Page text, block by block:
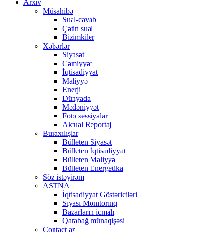
Arxiv
Müsahibə
Sual-cavab
Çətin sual
Bizimkiler
Xəbərlər
Siyasət
Cəmiyyət
İqtisadiyyat
Maliyyə
Enerji
Dünyada
Mədəniyyət
Foto sessiyalar
Aktual Reportaj
Buraxılışlar
Bülleten Siyasət
Bülleten İqtisadiyyat
Bülleten Maliyyə
Bülleten Energetika
Söz istəyirəm
ASTNA
İqtisadiyyat Göstəriciləri
Siyası Monitorinq
Bazarların icmalı
Qarabağ münaqişəsi
Contact az